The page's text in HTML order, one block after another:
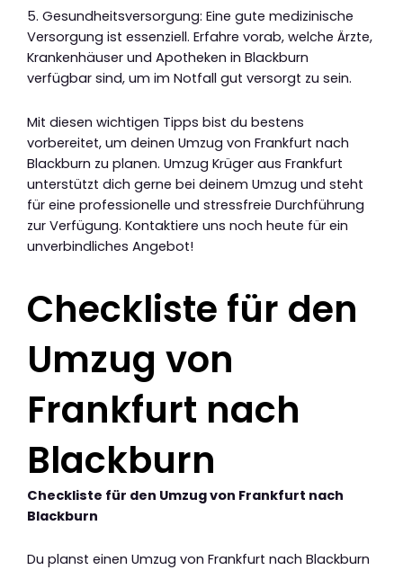
5. Gesundheitsversorgung: Eine gute medizinische
Versorgung ist essenziell. Erfahre vorab, welche Ärzte,
Krankenhäuser und Apotheken in Blackburn
verfügbar sind, um im Notfall gut versorgt zu sein.
Mit diesen wichtigen Tipps bist du bestens
vorbereitet, um deinen Umzug von Frankfurt nach
Blackburn zu planen. Umzug Krüger aus Frankfurt
unterstützt dich gerne bei deinem Umzug und steht
für eine professionelle und stressfreie Durchführung
zur Verfügung. Kontaktiere uns noch heute für ein
unverbindliches Angebot!
Checkliste für den
Umzug von
Frankfurt nach
Blackburn
Checkliste für den Umzug von Frankfurt nach
Blackburn
Du planst einen Umzug von Frankfurt nach Blackburn